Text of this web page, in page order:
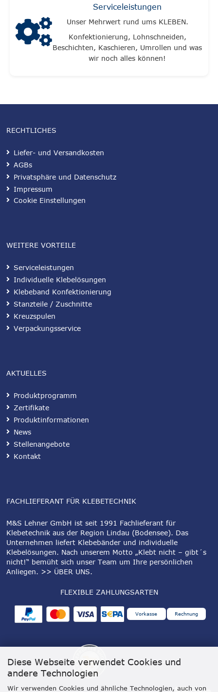
Diese Webseite verwendet Cookies und
andere Technologien
Wir verwenden Cookies und ähnliche Technologien, auch von
Serviceleistungen
Unser Mehrwert rund ums KLEBEN.
Konfektionierung, Lohnschneiden,
Beschichten, Kaschieren, Umrollen und was
wir noch alles können!
RECHTLICHES
Liefer- und Versandkosten
AGBs
Privatsphäre und Datenschutz
Impressum
Cookie Einstellungen
WEITERE VORTEILE
Serviceleistungen
Individuelle Klebelösungen
Klebeband Konfektionierung
Stanzteile / Zuschnitte
Kreuzspulen
Verpackungsservice
FACHLIEFERANT FÜR KLEBETECHNIK
M&S Lehner GmbH ist seit 1991 Fachlieferant für
Klebetechnik aus der Region Lindau (Bodensee). Das
Unternehmen liefert Klebebänder und individuelle
Klebelösungen. Nach unserem Motto „Klebt nicht – gibt´s
nicht!“ bemüht sich unser Team um Ihre persönlichen
Anliegen. >> ÜBER UNS.
FLEXIBLE ZAHLUNGSARTEN
Vorkasse Rechnung
AKTUELLES
Produktprogramm
Zertifikate
Produktinformationen
News
Stellenangebote
Kontakt